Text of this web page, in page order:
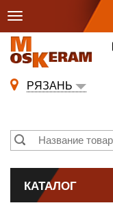
РЯЗАНЬ
КАТАЛОГ